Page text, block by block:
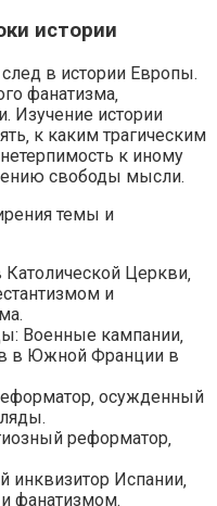
истории
в истории Европы.
фанатизма‚
Изучение истории
к каким трагическим
к иному
свободы мысли.
темы и
Церкви‚
и
Военные кампании‚
в Южной Франции в
осужденный
реформатор‚
инквизитор Испании‚
фанатизмом.